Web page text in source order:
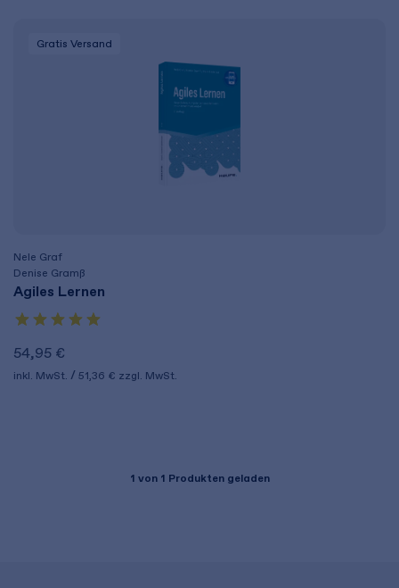
Gratis Versand
Nele Graf
Denise Gramß
Agiles Lernen
54,95 €
inkl. MwSt. 51,36 € zzgl. MwSt.
1 von 1 Produkten geladen